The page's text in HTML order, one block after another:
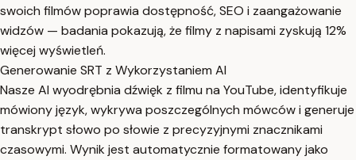
swoich filmów poprawia dostępność, SEO i zaangażowanie
widzów — badania pokazują, że filmy z napisami zyskują 12%
więcej wyświetleń.
Generowanie SRT z Wykorzystaniem AI
Nasze AI wyodrębnia dźwięk z filmu na YouTube, identyfikuje
mówiony język, wykrywa poszczególnych mówców i generuje
transkrypt słowo po słowie z precyzyjnymi znacznikami
czasowymi. Wynik jest automatycznie formatowany jako